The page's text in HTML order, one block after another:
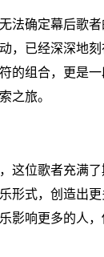
法确定幕后歌
，已经深深地
的组合，更是
之旅。
这位歌者充满
形式，创造出更
影响更多的人